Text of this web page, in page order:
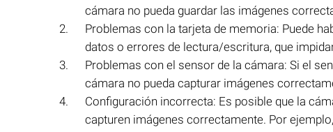
cámara no pueda guardar las imágenes
Problemas con la tarjeta de memoria: Puede
datos o errores de lectura/escritura, que
Problemas con el sensor de la cámara: Si el
cámara no pueda capturar imágenes
Configuración incorrecta: Es posible que la
capturen imágenes correctamente. Por